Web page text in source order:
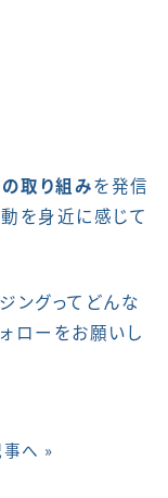
取り組みを発信
を身近に感じて
ングってどんな
ローをお願いし
へ »